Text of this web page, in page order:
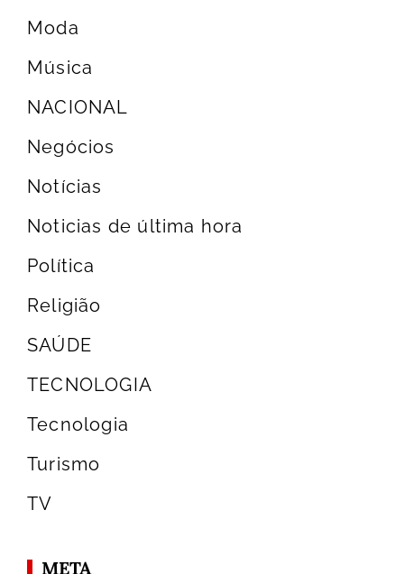
Moda
Música
NACIONAL
Negócios
Notícias
Noticias de última hora
Política
Religião
SAÚDE
TECNOLOGIA
Tecnologia
Turismo
TV
META